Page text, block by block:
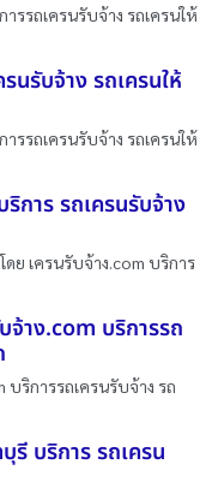
รรถเครนรับจ้าง รถเครนให้
นรับจ้าง รถเครนให้
รรถเครนรับจ้าง รถเครนให้
การ รถเครนรับจ้าง
ย เครนรับจ้าง.com บริการ
จ้าง.com บริการรถ
บริการรถเครนรับจ้าง รถ
รี บริการ รถเครน